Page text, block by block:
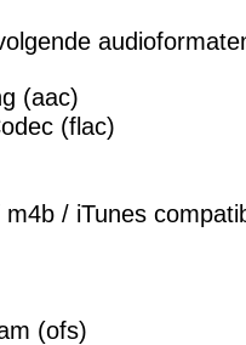
(aac)
(flac)
/ iTunes
(ofs)